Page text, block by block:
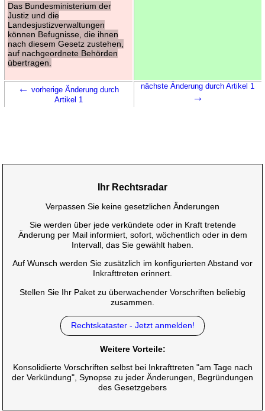
Das Bundesministerium der
Justiz und die
Landesjustizverwaltungen
können Befugnisse, die ihnen
nach diesem Gesetz zustehen,
auf nachgeordnete Behörden
übertragen.
← vorherige Änderung durch
Artikel 1
nächste Änderung durch Artikel 1
→
Ihr Rechtsradar
Verpassen Sie keine gesetzlichen Änderungen
Sie werden über jede verkündete oder in Kraft tretende
Änderung per Mail informiert, sofort, wöchentlich oder in dem
Intervall, das Sie gewählt haben.
Auf Wunsch werden Sie zusätzlich im konfigurierten Abstand vor
Inkrafttreten erinnert.
Stellen Sie Ihr Paket zu überwachender Vorschriften beliebig
zusammen.
Rechtskataster - Jetzt anmelden!
Weitere Vorteile:
Konsolidierte Vorschriften selbst bei Inkrafttreten "am Tage nach
der Verkündung", Synopse zu jeder Änderungen, Begründungen
des Gesetzgebers